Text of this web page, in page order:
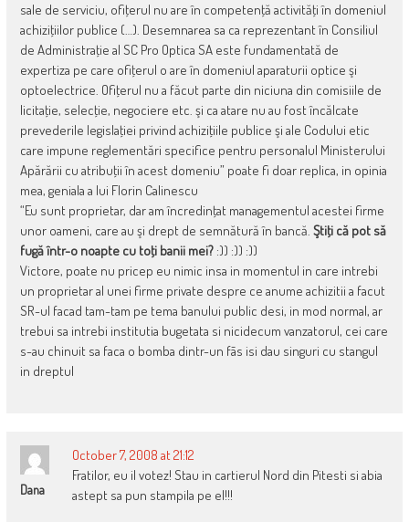
sale de serviciu, ofiţerul nu are în competenţă activităţi în domeniul
achiziţiilor publice (…). Desemnarea sa ca reprezentant în Consiliul
de Administraţie al SC Pro Optica SA este fundamentată de
expertiza pe care ofiţerul o are în domeniul aparaturii optice şi
optoelectrice. Ofiţerul nu a făcut parte din niciuna din comisiile de
licitaţie, selecţie, negociere etc. şi ca atare nu au fost încălcate
prevederile legislaţiei privind achiziţiile publice şi ale Codului etic
care impune reglementări specifice pentru personalul Ministerului
Apărării cu atribuţii în acest domeniu” poate fi doar replica, in opinia
mea, geniala a lui Florin Calinescu
“Eu sunt proprietar, dar am încredinţat managementul acestei firme
unor oameni, care au şi drept de semnătură în bancă. Ştiţi că pot să
fugă într-o noapte cu toţi banii mei?:)) :)) :))
Victore, poate nu pricep eu nimic insa in momentul in care intrebi
un proprietar al unei firme private despre ce anume achizitii a facut
SR-ul facad tam-tam pe tema banului public desi, in mod normal, ar
trebui sa intrebi institutia bugetata si nicidecum vanzatorul, cei care
s-au chinuit sa faca o bomba dintr-un fãs isi dau singuri cu stangul
in dreptul
Dana
October 7, 2008 at 21:12
Fratilor, eu il votez! Stau in cartierul Nord din Pitesti si abia
astept sa pun stampila pe el!!!